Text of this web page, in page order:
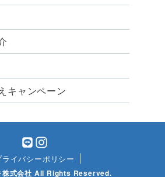
キャンペーン
ライバシーポリシー
株式会社 All Rights Reserved.